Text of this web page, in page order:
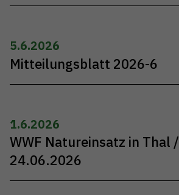
5.6.2026
Mitteilungsblatt 2026-6
1.6.2026
WWF Natureinsatz in Thal /
24.06.2026